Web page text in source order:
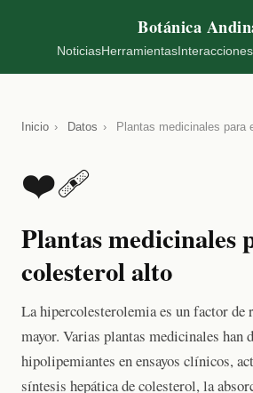
Botánica
NoticiasHerramientas Interacciones
Inicio › Datos › Plantas medicinales para
❤️‍🩹
Plantas medicinales
colesterol alto
La hipercolesterolemia es un factor de
mayor. Varias plantas medicinales han
hipolipemiantes en ensayos clínicos,
síntesis hepática de colesterol, la